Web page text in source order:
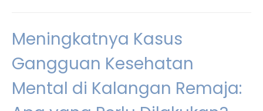
Meningkatnya Kasus
Gangguan Kesehatan
Mental di Kalangan Remaja: